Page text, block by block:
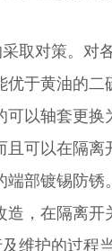
取对策。对
优于黄油的二
可以轴套更换
且可以在隔离
端部镀锡防锈
造，在隔离开
维护的过程